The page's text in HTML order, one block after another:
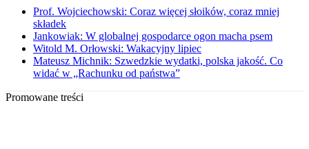
Prof. Wojciechowski: Coraz więcej słoików, coraz mniej
składek
Jankowiak: W globalnej gospodarce ogon macha psem
Witold M. Orłowski: Wakacyjny lipiec
Mateusz Michnik: Szwedzkie wydatki, polska jakość. Co
widać w „Rachunku od państwa”
Promowane treści